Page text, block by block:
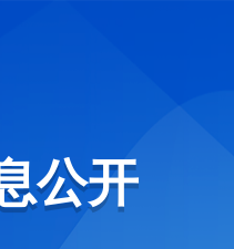
公开